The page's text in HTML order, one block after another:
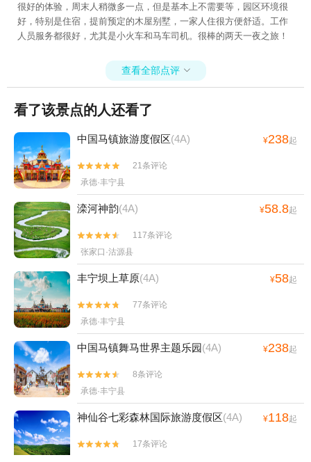
很好的体验，周末人稍微多一点，但是基本上不需要等，园区环境很
好，特别是住宿，提前预定的木屋别墅，一家人住很方便舒适。工作
人员服务都很好，尤其是小火车和马车司机。很棒的两天一夜之旅！
查看全部点评 
看了该景点的人还看了
中国马镇旅游度假区(4A) ¥238起


21条评论
承德·丰宁县
滦河神韵(4A) ¥58.8起


117条评论
张家口·沽源县
丰宁坝上草原(4A) ¥58起


77条评论
承德·丰宁县
中国马镇舞马世界主题乐园(4A) ¥238起


8条评论
承德·丰宁县
神仙谷七彩森林国际旅游度假区(4A) ¥118起


17条评论